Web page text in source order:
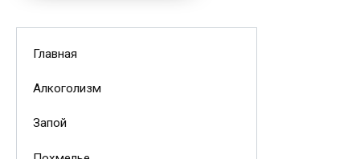
Главная
Алкоголизм
Запой